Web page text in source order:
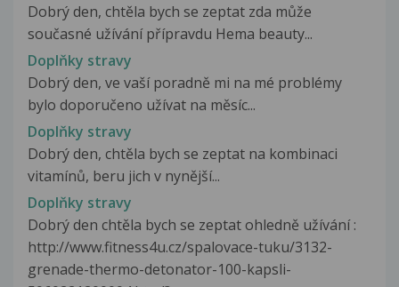
Dobrý den, chtěla bych se zeptat zda může
současné užívání přípravdu Hema beauty...
Doplňky stravy
Dobrý den, ve vaší poradně mi na mé problémy
bylo doporučeno užívat na měsíc...
Doplňky stravy
Dobrý den, chtěla bych se zeptat na kombinaci
vitamínů, beru jich v nynější...
Doplňky stravy
Dobrý den chtěla bych se zeptat ohledně užívání :
http://www.fitness4u.cz/spalovace-tuku/3132-
grenade-thermo-detonator-100-kapsli-